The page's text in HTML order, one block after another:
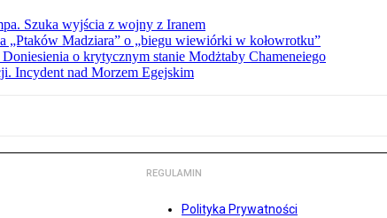
Szuka wyjścia z wojny z Iranem
„Ptaków Madziara” o „biegu wiewiórki w kołowrotku”
o krytycznym stanie Modżtaby Chameneiego
Incydent nad Morzem Egejskim
REGULAMIN
Polityka Prywatności